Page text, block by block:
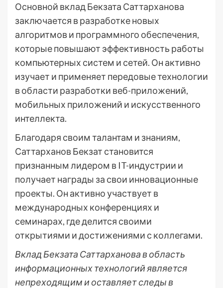
Основной вклад Бекзата Саттарханова
заключается в разработке новых
алгоритмов и программного обеспечения,
которые повышают эффективность работы
компьютерных систем и сетей. Он активно
изучает и применяет передовые технологии
в области разработки веб-приложений,
мобильных приложений и искусственного
интеллекта.
Благодаря своим талантам и знаниям,
Саттарханов Бекзат становится
признанным лидером в IT-индустрии и
получает награды за свои инновационные
проекты. Он активно участвует в
международных конференциях и
семинарах, где делится своими
открытиями и достижениями с коллегами.
Вклад Бекзата Саттарханова в область
информационных технологий является
непреходящим и оставляет следы в